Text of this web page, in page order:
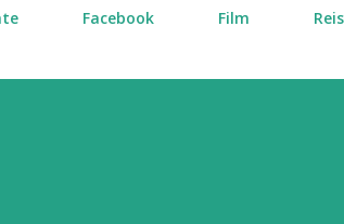
Facebook Film